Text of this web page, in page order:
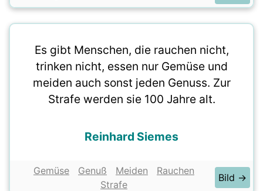
Es gibt Menschen, die rauchen nicht,
trinken nicht, essen nur Gemüse und
meiden auch sonst jeden Genuss. Zur
Strafe werden sie 100 Jahre alt.
Reinhard Siemes
Gemüse Genuß Meiden
Rauchen
Strafe
Bild →